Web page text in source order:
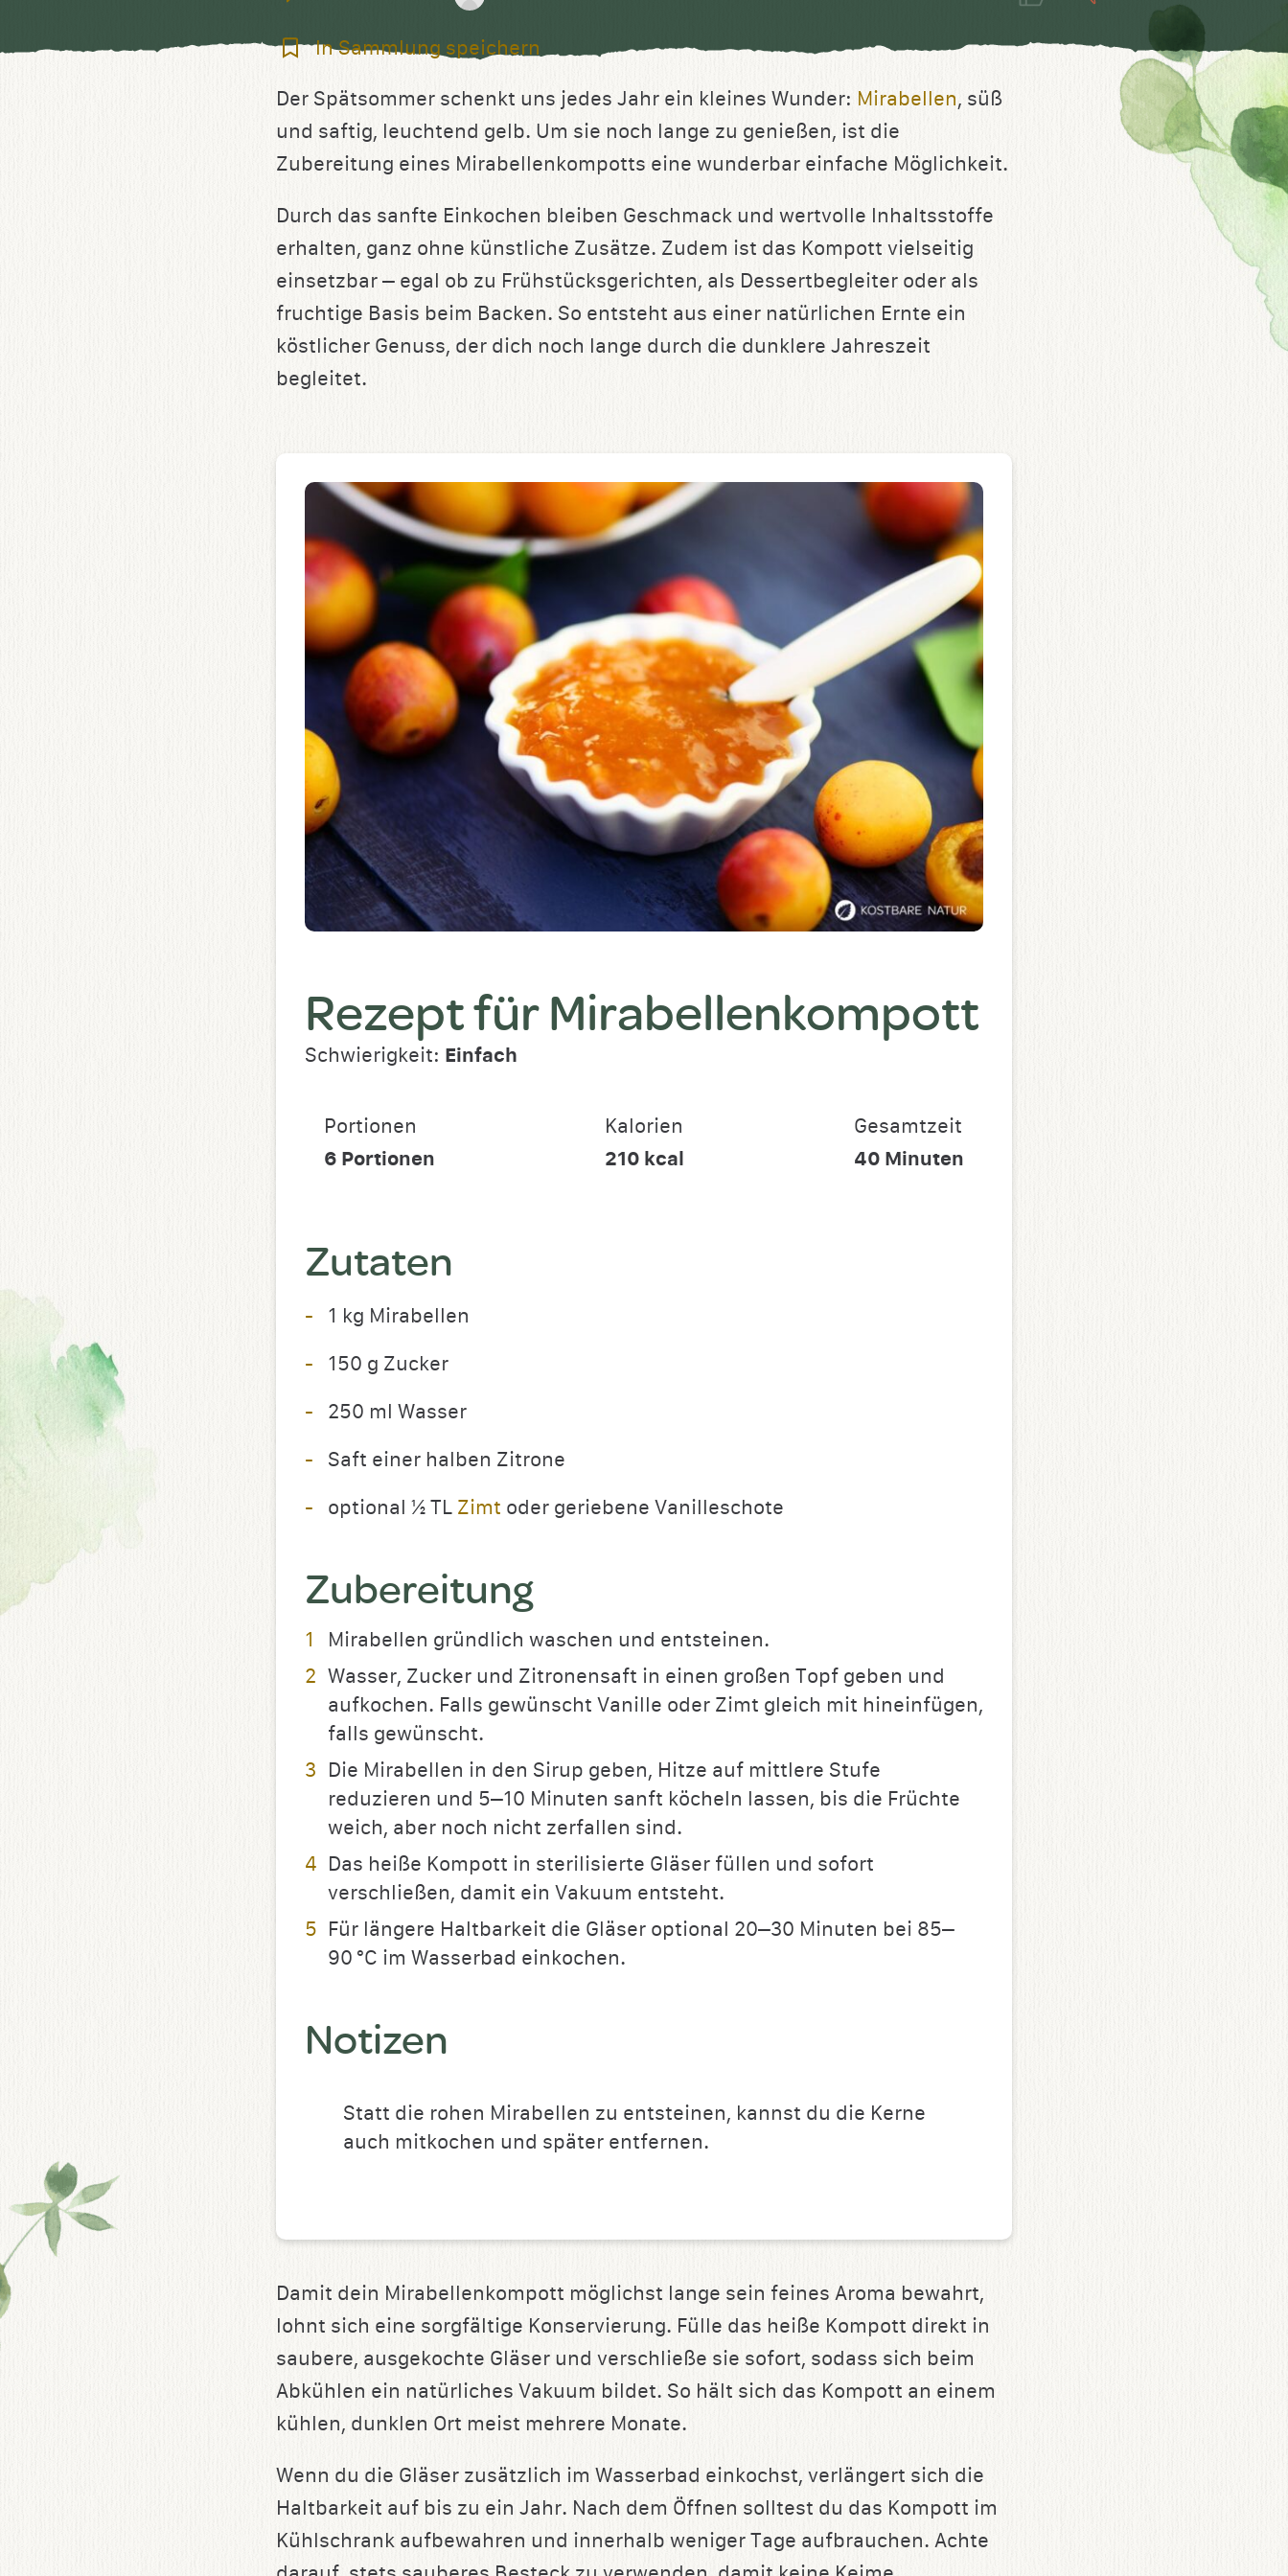
In
speichern
In Sammlung speichern
Der Spätsommer schenkt uns jedes Jahr ein kleines Wunder: Mirabellen, süß
und saftig, leuchtend gelb. Um sie noch lange zu genießen, ist die
Zubereitung eines Mirabellenkompotts eine wunderbar einfache Möglichkeit.
Durch das sanfte Einkochen bleiben Geschmack und wertvolle Inhaltsstoffe
erhalten, ganz ohne künstliche Zusätze. Zudem ist das Kompott vielseitig
einsetzbar – egal ob zu Frühstücksgerichten, als Dessertbegleiter oder als
fruchtige Basis beim Backen. So entsteht aus einer natürlichen Ernte ein
köstlicher Genuss, der dich noch lange durch die dunklere Jahreszeit
begleitet.
Rezept für Mirabellenkompott
Schwierigkeit: Einfach
Portionen
6 Portionen
Kalorien
210 kcal
Gesamtzeit
40 Minuten
Zutaten
1 kg Mirabellen
150 g Zucker
250 ml Wasser
Saft einer halben Zitrone
optional ½ TL Zimt oder geriebene Vanilleschote
Zubereitung
Mirabellen gründlich waschen und entsteinen.
Wasser, Zucker und Zitronensaft in einen großen Topf geben und
aufkochen. Falls gewünscht Vanille oder Zimt gleich mit hineinfügen,
falls gewünscht.
Die Mirabellen in den Sirup geben, Hitze auf mittlere Stufe
reduzieren und 5–10 Minuten sanft köcheln lassen, bis die Früchte
weich, aber noch nicht zerfallen sind.
Das heiße Kompott in sterilisierte Gläser füllen und sofort
verschließen, damit ein Vakuum entsteht.
Für längere Haltbarkeit die Gläser optional 20–30 Minuten bei 85–
90 °C im Wasserbad einkochen.
Notizen
Statt die rohen Mirabellen zu entsteinen, kannst du die Kerne
auch mitkochen und später entfernen.
Damit dein Mirabellenkompott möglichst lange sein feines Aroma bewahrt,
lohnt sich eine sorgfältige Konservierung. Fülle das heiße Kompott direkt in
saubere, ausgekochte Gläser und verschließe sie sofort, sodass sich beim
Abkühlen ein natürliches Vakuum bildet. So hält sich das Kompott an einem
kühlen, dunklen Ort meist mehrere Monate.
Wenn du die Gläser zusätzlich im Wasserbad einkochst, verlängert sich die
Haltbarkeit auf bis zu ein Jahr. Nach dem Öffnen solltest du das Kompott im
Kühlschrank aufbewahren und innerhalb weniger Tage aufbrauchen. Achte